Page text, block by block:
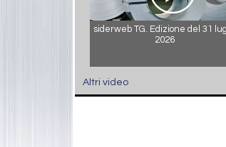
siderweb TG. Edizione del 31
2026
Altri video